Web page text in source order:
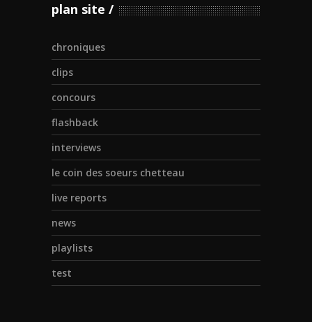
plan site
chroniques
clips
concours
flashback
interviews
le coin des soeurs chetteau
live reports
news
playlists
test